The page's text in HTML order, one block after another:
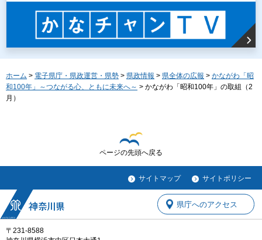
ホーム > 電子県庁・県政運営・県勢 > 県政情報 > 県全体の広報 > かながわ「昭
和100年」～つながる心、ともに未来へ～ > かながわ「昭和100年」の取組（2
月）
ページの先頭へ戻る
サイトマップ サイトポリシー
〒231-8588
県庁へのアクセス